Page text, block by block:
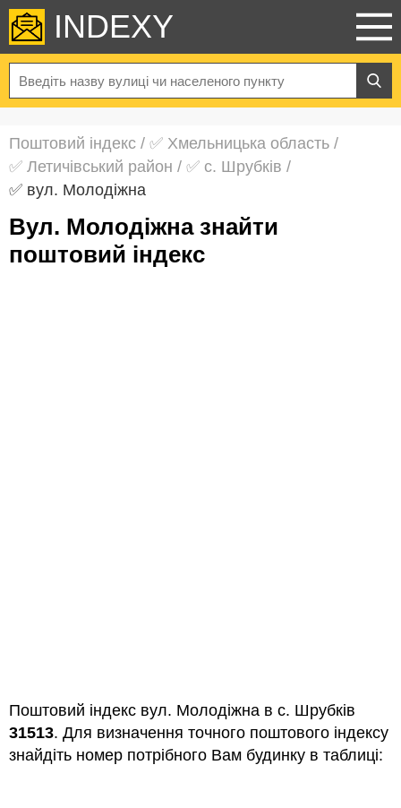
INDEXY
Поштовий індекс / ✅ Хмельницька область /
✅ Летичівський район / ✅ с. Шрубків /
✅ вул. Молодіжна
вул. Молодіжна знайти
поштовий індекс
Поштовий індекс вул. Молодіжна в с. Шрубків
31513. Для визначення точного поштового індексу
знайдіть номер потрібного Вам будинку в таблиці: